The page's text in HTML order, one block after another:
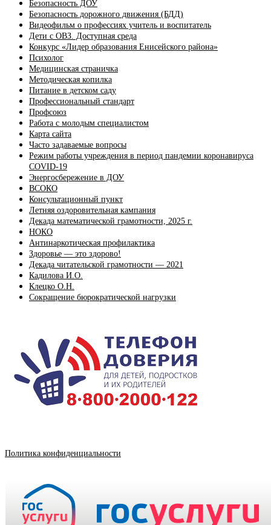
Безопасность ДОУ
Безопасность дорожного движения (БДД)
Видеофильм о профессиях учитель и воспитатель
Дети с ОВЗ. Доступная среда
Конкурс «Лидер образования Енисейского района»
Психолог
Медицинская страничка
Методическая копилка
Питание в детском саду
Профессиональный стандарт
Профсоюз
Работа с молодым специалистом
Карта сайта
Часто задаваемые вопросы
Режим работы учреждения в период пандемии коронавируса
COVID-19
Энергосбережение в ДОУ
ВСОКО
Консультационный пункт
Летняя оздоровительная кампания
Декада математической грамотности, 2025 г.
НОКО
Антинаркотическая профилактика
Здоровье — это здорово!
Декада читательской грамотности — 2021
Кадилова И.О.
Клецко О.Н.
Сокращение бюрократической нагрузки
Политика конфиденциальности